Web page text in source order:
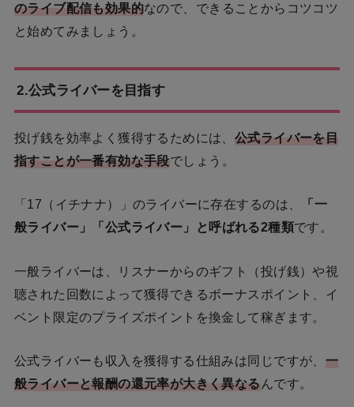
のライブ配信も効果的なので、できることからコツコツ
と始めてみましょう。
2.公式ライバーを目指す
投げ銭を効率よく獲得するためには、 公式ライバーを目
指すことが一番有効な手段でしょう。
「17（イチナナ）」のライバーに存在するのは、
「一
般ライバー」「公式ライバー」
と呼ばれる2種類です。
一般ライバーは、リスナーからのギフト（投げ銭）や視
聴された回数によって獲得できるボーナスポイント、イ
ベント限定のプライズポイントを換金して稼ぎます。
公式ライバーも収入を獲得する仕組みは同じですが、 一
般ライバーと報酬の還元率が大きく異なる んです。